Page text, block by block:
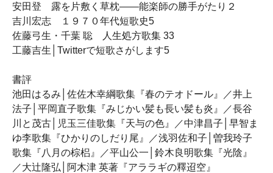
安田登 露を片敷く草枕――能楽師の勝手がたり２
吉川宏志 １９７０年代短歌史5
佐藤弓生・千葉 聡 人生処方歌集 33
工藤吉生│Twitterで短歌さがします5
書評
池田はるみ│佐佐木幸綱歌集『春のテオドール』／井上
法子│平岡直子歌集『みじかい髪も長い髪も炎』／長谷
川と茂古│児玉三佳歌集『天与の色』／中津昌子│早智ま
ゆ李歌集『ひかりのしだり尾』／浅羽佐和子│曽我玲子
歌集『八月の棕梠』／平山公一│鈴木良明歌集『光陰』
／大辻隆弘│阿木津 英著『アララギの釋迢空』